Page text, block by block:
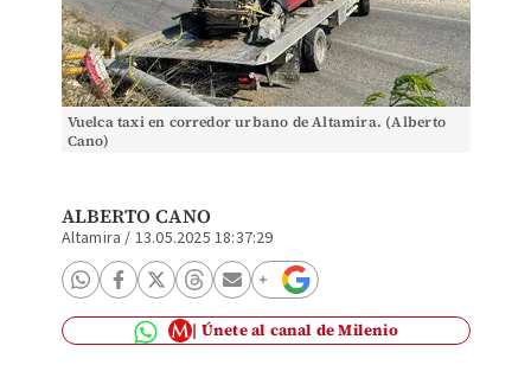
Vuelca taxi en corredor urbano de Altamira. (Alberto
Cano)
ALBERTO CANO
Altamira / 13.05.2025 18:37:29
Únete al canal de Milenio